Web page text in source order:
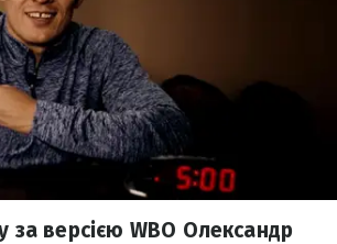
за версією WBO Олександр